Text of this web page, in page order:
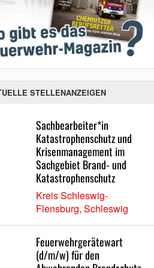
STELLENANZEIGEN
Sachbearbeiter*in
Katastrophenschutz und
Krisenmanagement im
Sachgebiet Brand- und
Katastrophenschutz
Kreis Schleswig-
Flensburg, Schleswig
Feuerwehrgerätewart
(d/m/w) für den